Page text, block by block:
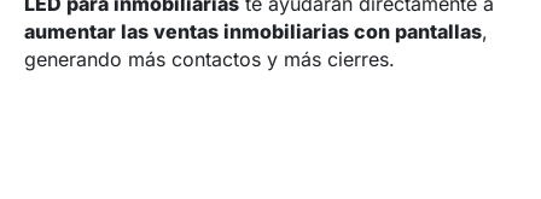
aumentar las ventas inmobiliarias con pantallas,
generando más contactos y más cierres.